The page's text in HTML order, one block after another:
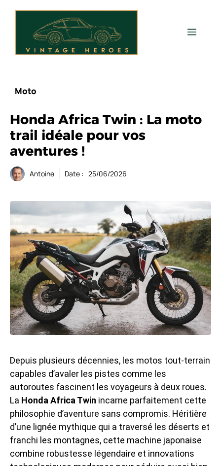
Menu
Moto
Honda Africa Twin : La moto
trail idéale pour vos
aventures !
Antoine Date : 25/06/2026
Depuis plusieurs décennies, les motos tout-terrain
capables d’avaler les pistes comme les
autoroutes fascinent les voyageurs à deux roues.
La Honda Africa Twin incarne parfaitement cette
philosophie d’aventure sans compromis. Héritière
d’une lignée mythique qui a traversé les déserts et
franchi les montagnes, cette machine japonaise
combine robustesse légendaire et innovations